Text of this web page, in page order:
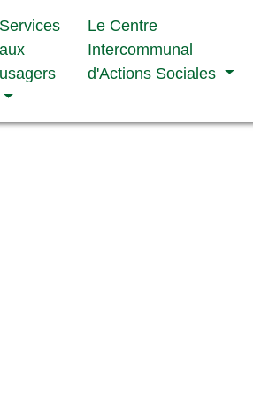
Services
aux
usagers
Le Centre
Intercommunal
d'Actions Sociales